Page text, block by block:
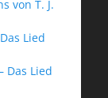
von T. J.
Lied
Das Lied